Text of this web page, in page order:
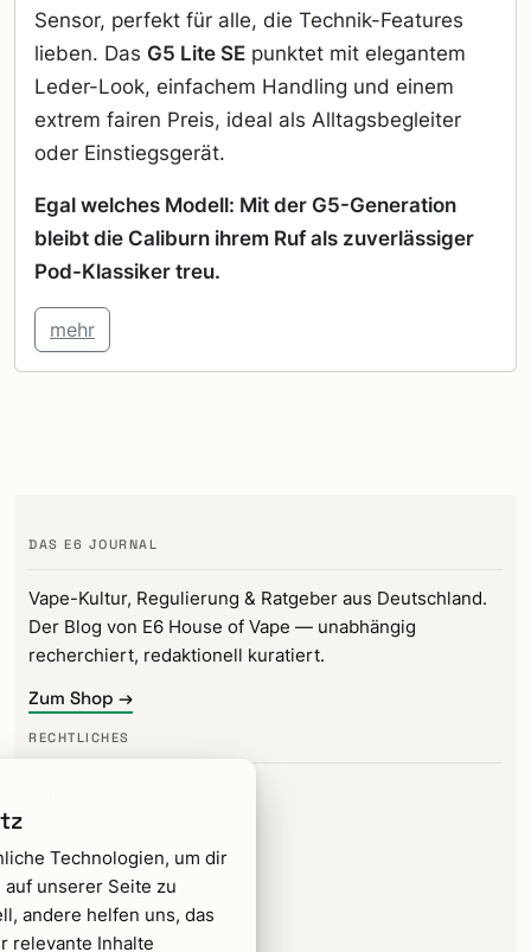
Sensor, perfekt für alle, die Technik-Features
lieben. Das G5 Lite SE punktet mit elegantem
Leder-Look, einfachem Handling und einem
extrem fairen Preis, ideal als Alltagsbegleiter
oder Einstiegsgerät.
Egal welches Modell: Mit der G5-Generation
bleibt die Caliburn ihrem Ruf als zuverlässiger
Pod-Klassiker treu.
mehr
DAS E6 JOURNAL
Vape-Kultur, Regulierung & Ratgeber aus Deutschland.
Der Blog von E6 House of Vape — unabhängig
recherchiert, redaktionell kuratiert.
Zum Shop →
RECHTLICHES
Kontakt
Cookie-Einstellungen
Technologien, um dir
unserer Seite zu
andere helfen uns, das
relevante Inhalte